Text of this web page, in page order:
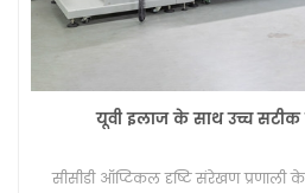
यूवी इलाज के साथ उच्च सटीक
सीसीडी ऑप्टिकल दृष्टि संरेखण प्रणाली के